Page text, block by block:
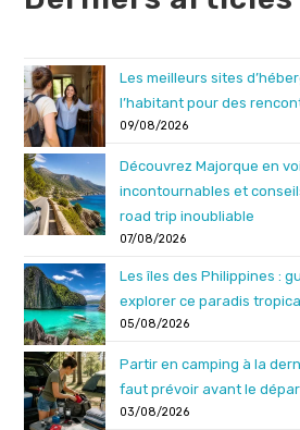
Les meilleurs sites
l’habitant pour des
09/08/2026
Découvrez Majorque en
incontournables et
road trip inoubliable
07/08/2026
Les îles des Philippines :
explorer ce paradis
05/08/2026
Partir en camping à la
faut prévoir avant le
03/08/2026